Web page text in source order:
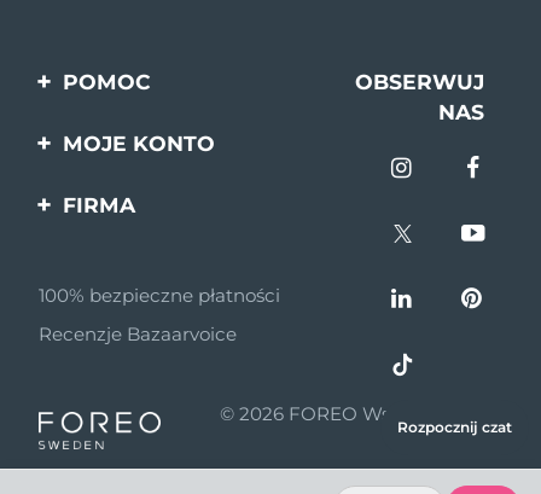
POMOC
Kontakt
OBSERWUJ
NAS
MOJE KONTO
FIRMA
Program partnerski
Wiadomości
MYSA
Dystrybutorzy
100% bezpieczne płatności
Recenzje Bazaarvoice
© 2026 FOREO Wszelkie prawa
zastrzeżone
Rozpocznij czat